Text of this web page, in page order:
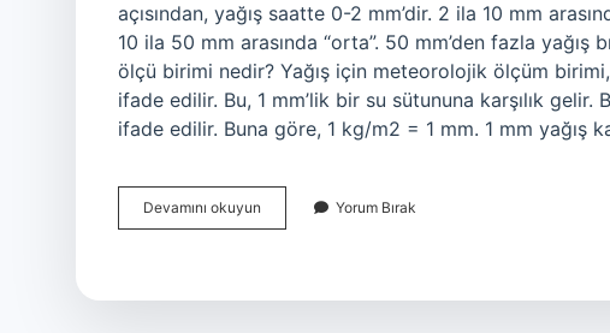
açısından, yağış saatte 0-2 mm’dir. 2 ila 10 mm
10 ila 50 mm arasında “orta”. 50 mm’den fazla yağış
ölçü birimi nedir? Yağış için meteorolojik ölçüm
ifade edilir. Bu, 1 mm’lik bir su sütununa karşılık
ifade edilir. Buna göre, 1 kg/m2 = 1 mm. 1 mm yağış
Devamını okuyun
Birimi
Yorum Bırak